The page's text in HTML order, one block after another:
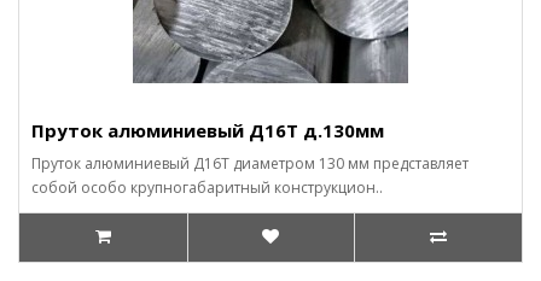
Пруток алюминиевый Д16Т д.130мм
Пруток алюминиевый Д16Т диаметром 130 мм представляет
собой особо крупногабаритный конструкцион..